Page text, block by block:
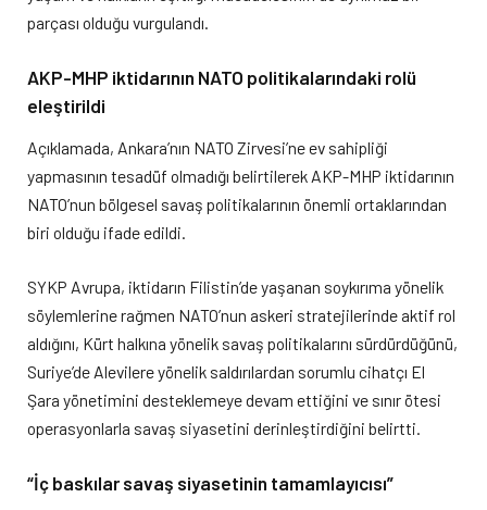
parçası olduğu vurgulandı.
AKP-MHP iktidarının NATO politikalarındaki rolü
eleştirildi
Açıklamada, Ankara’nın NATO Zirvesi’ne ev sahipliği
yapmasının tesadüf olmadığı belirtilerek AKP-MHP iktidarının
NATO’nun bölgesel savaş politikalarının önemli ortaklarından
biri olduğu ifade edildi.
SYKP Avrupa, iktidarın Filistin’de yaşanan soykırıma yönelik
söylemlerine rağmen NATO’nun askeri stratejilerinde aktif rol
aldığını, Kürt halkına yönelik savaş politikalarını sürdürdüğünü,
Suriye’de Alevilere yönelik saldırılardan sorumlu cihatçı El
Şara yönetimini desteklemeye devam ettiğini ve sınır ötesi
operasyonlarla savaş siyasetini derinleştirdiğini belirtti.
“İç baskılar savaş siyasetinin tamamlayıcısı”